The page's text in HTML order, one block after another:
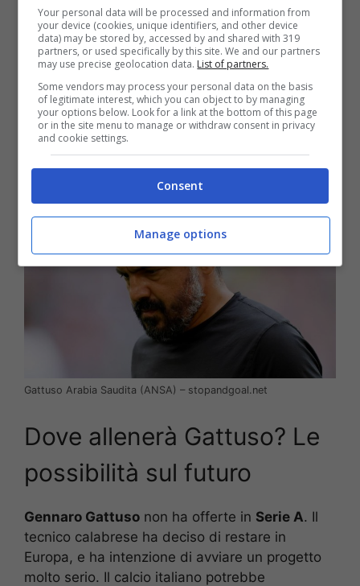
avventura.
Il tecnico calabrese è senza squadra da qualche
mese.
Gattuso dice no all’Arabia Saudita
perché vuole restare in Europa: secondo quanto
riferisceTMWl’ex Milan e Napoli sta aspettando
un’offerta importante dal calcio europeo.
Gattuso Arabia Saudita (ANSA) – stopandgoal.net
Dove allenerà Gattuso? Le
possibilità sul futuro
Gennaro Gattuso non ha offerte in Serie A. Il
tecnico calabrese ha deciso di restare in
Europa, e ha intenzione di avviare un progetto
molto serio. Il calcio italiano potrebbe
Your personal data will be processed and information from
your device (cookies, unique identifiers, and other device
data) may be stored by, accessed by and shared with 319
partners, or used specifically by this site. We and our partners
may use precise geolocation data. List of partners.
Some vendors may process your personal data on the basis
of legitimate interest, which you can object to by managing
your options below. Look for a link at the bottom of this page
or in the site menu to manage or withdraw consent in privacy
and cookie settings.
Consent
Manage options